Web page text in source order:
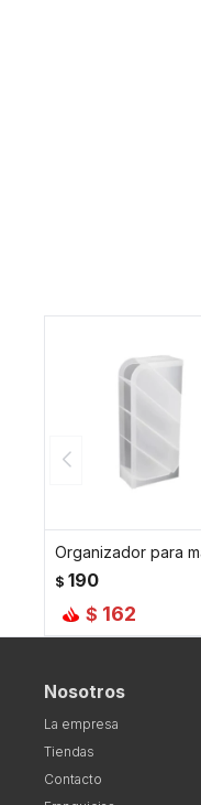
$ 190
$ 162
Nosotros
La empresa
Tiendas
Contacto